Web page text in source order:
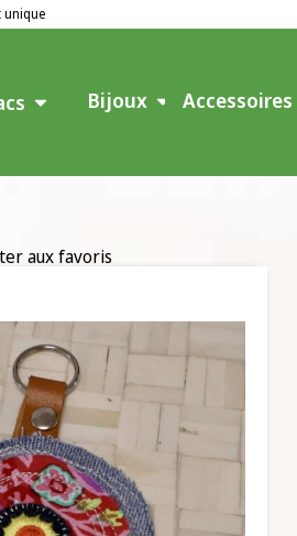
unique
Bijoux Accessoires
aux favoris